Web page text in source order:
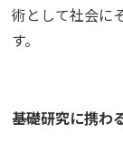
術として社会に
す。
――基礎研究に携